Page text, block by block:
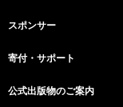
スポンサー
寄付・サポート
公式出版物のご案内